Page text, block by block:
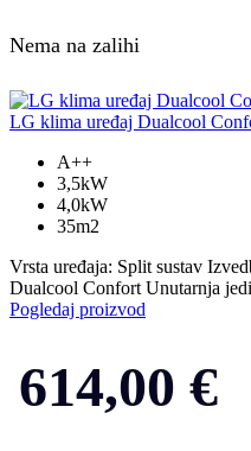
Nema na zalihi
LG klima uređaj Dualcool
A++
3,5kW
4,0kW
35m2
Vrsta uređaja: Split sustav
Dualcool Confort Unutarnja
Pogledaj proizvod
614,00 €